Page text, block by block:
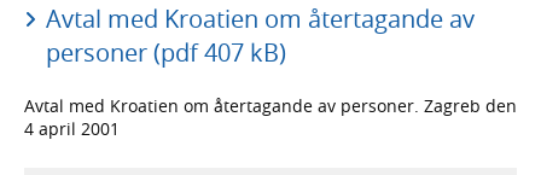
Avtal med Kroatien om återtagande av
personer (pdf 407 kB)
Avtal med Kroatien om återtagande av personer. Zagreb den
4 april 2001